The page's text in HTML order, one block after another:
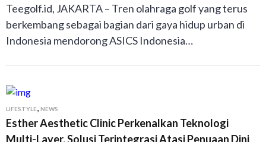
Teegolf.id, JAKARTA – Tren olahraga golf yang terus
berkembang sebagai bagian dari gaya hidup urban di
Indonesia mendorong ASICS Indonesia…
LIFESTYLE, NEWS
Esther Aesthetic Clinic Perkenalkan Teknologi
Multi-Layer, Solusi Terintegrasi Atasi Penuaan Dini